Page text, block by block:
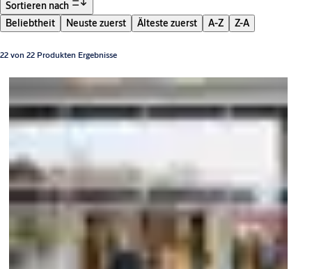
Sortieren nach
Beliebtheit
Neuste zuerst Älteste zuerst A-Z Z-A
22 von 22 Produkten Ergebnisse